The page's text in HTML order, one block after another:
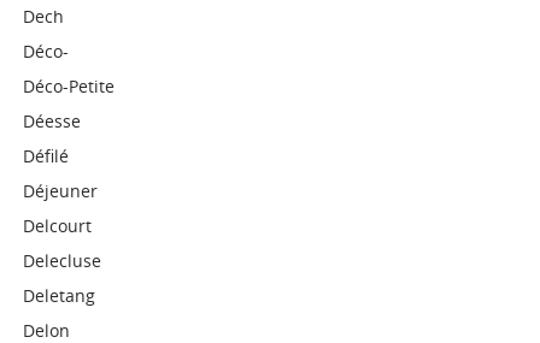
Dech
Déco-
Déco-Petite
Déesse
Défilé
Déjeuner
Delcourt
Delecluse
Deletang
Delon